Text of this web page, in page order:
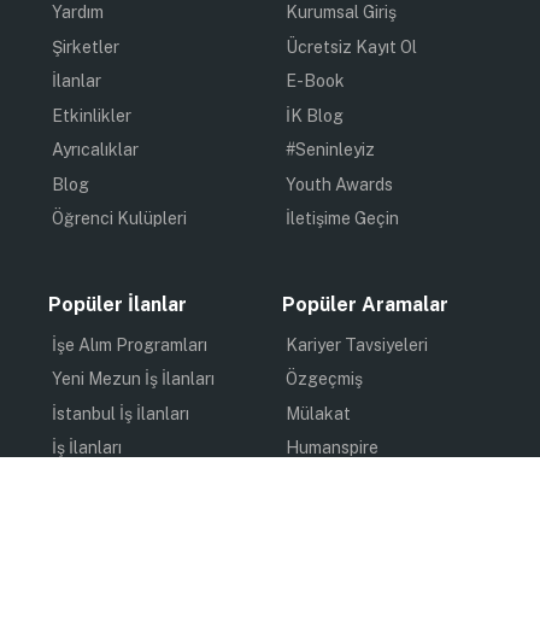
Yardım
Şirketler
İlanlar
Etkinlikler
Ayrıcalıklar
Blog
Öğrenci Kulüpleri
Kurumsal Giriş
Ücretsiz Kayıt Ol
E-Book
İK Blog
#Seninleyiz
Youth Awards
İletişime Geçin
Popüler İlanlar
İşe Alım Programları
Yeni Mezun İş İlanları
İstanbul İş İlanları
İş İlanları
Popüler Aramalar
Kariyer Tavsiyeleri
Özgeçmiş
Mülakat
Humanspire